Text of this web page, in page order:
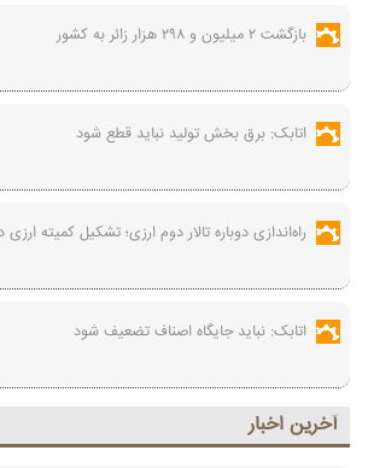
بازگشت ۲ میلیون و ۲۹۸ هزار زائر به کشور
اتابک: برق بخش تولید نباید قطع شود
راه‌اندازی دوباره تالار دوم ارزی؛ تشکیل کمیته
اتابک: نباید جایگاه اصناف تضعیف شود
آخرين اخبار